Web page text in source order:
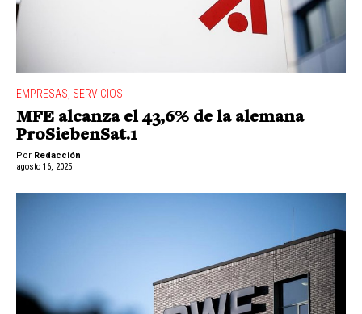
EMPRESAS, SERVICIOS
MFE alcanza el 43,6% de la alemana
ProSiebenSat.1
Por Redacción
agosto 16, 2025